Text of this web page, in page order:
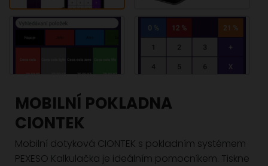
MOBILNÍ POKLADNA
CIONTEK
Mobilní dotyková CIONTEK s pokladním systémem
PEXESO Kalkulačka je ideálním pomocníkem. Tiskne